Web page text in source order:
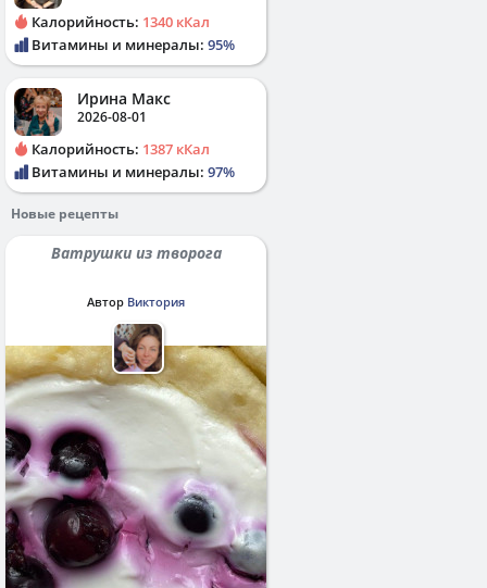
Калорийность: 1340 кКал
Витамины и минералы: 95%
Ирина Макс
2026-08-01
Калорийность: 1387 кКал
Витамины и минералы: 97%
Новые рецепты
Ватрушки из творога
Автор Виктория